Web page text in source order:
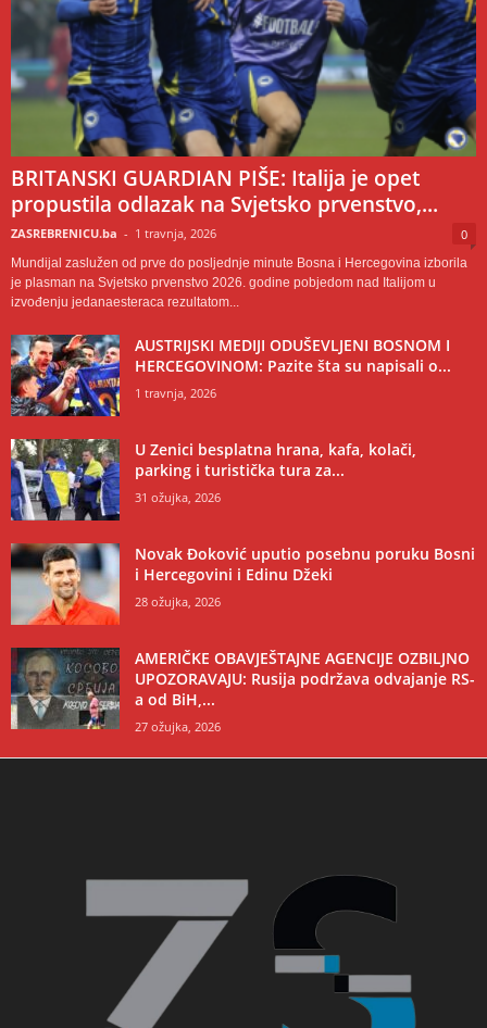
BRITANSKI GUARDIAN PIŠE: Italija je opet
propustila odlazak na Svjetsko prvenstvo,...
ZASREBRENICU.ba - 1 travnja, 2026 0
Mundijal zaslužen od prve do posljednje minute Bosna i Hercegovina izborila
je plasman na Svjetsko prvenstvo 2026. godine pobjedom nad Italijom u
izvođenju jedanaesteraca rezultatom...
AUSTRIJSKI MEDIJI ODUŠEVLJENI BOSNOM I
HERCEGOVINOM: Pazite šta su napisali o...
1 travnja, 2026
U Zenici besplatna hrana, kafa, kolači,
parking i turistička tura za...
31 ožujka, 2026
Novak Đoković uputio posebnu poruku Bosni
i Hercegovini i Edinu Džeki
28 ožujka, 2026
AMERIČKE OBAVJEŠTAJNE AGENCIJE OZBILJNO
UPOZORAVAJU: Rusija podržava odvajanje RS-
a od BiH,...
27 ožujka, 2026